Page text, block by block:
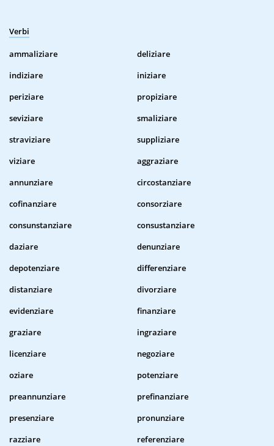
Verbi
ammaliziare
deliziare
indiziare
iniziare
periziare
propiziare
seviziare
smaliziare
straviziare
suppliziare
viziare
aggraziare
annunziare
circostanziare
cofinanziare
consorziare
consunstanziare
consustanziare
daziare
denunziare
depotenziare
differenziare
distanziare
divorziare
evidenziare
finanziare
graziare
ingraziare
licenziare
negoziare
oziare
potenziare
preannunziare
prefinanziare
presenziare
pronunziare
razziare
referenziare